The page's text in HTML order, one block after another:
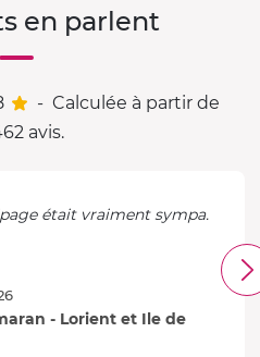
en parlent
- Calculée à partir de
avis.
était vraiment sympa.
- Lorient et Ile de